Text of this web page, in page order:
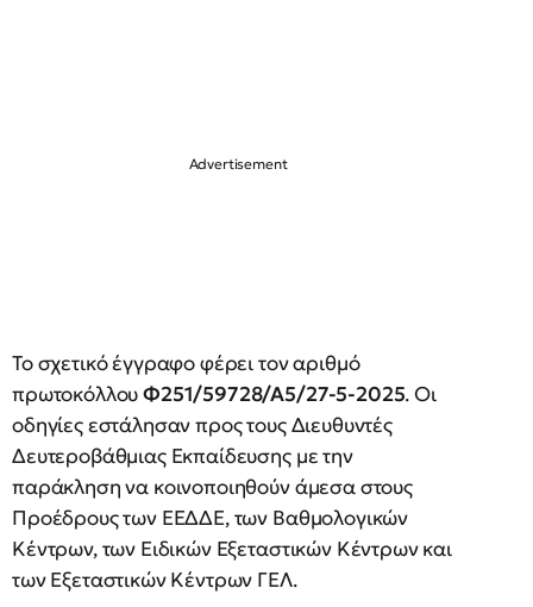
Το σχετικό έγγραφο φέρει τον αριθμό
πρωτοκόλλουΦ251/59728/Α5/27-5-2025. Οι
οδηγίες εστάλησαν προς τους Διευθυντές
Δευτεροβάθμιας Εκπαίδευσης με την
παράκληση να κοινοποιηθούν άμεσα στους
Προέδρους των ΕΕΔΔΕ, των Βαθμολογικών
Κέντρων, των Ειδικών Εξεταστικών Κέντρων και
των Εξεταστικών Κέντρων ΓΕΛ.